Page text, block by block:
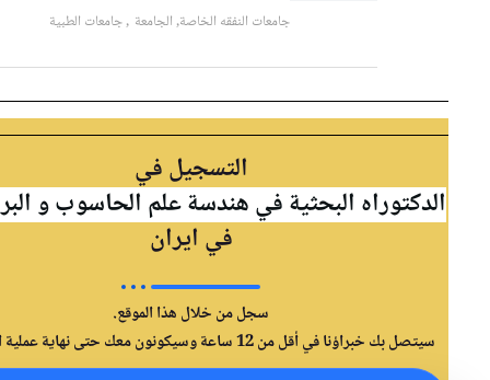
جامعات النفقه الخاصة,الجامعة , جامعات الطبية
التسجيل في
البحثية في هندسة علم الحاسوب و البرمجيات
سجل من خلال هذا الموقع.
أقل من 12 ساعة وسيكونون معك حتى نهاية عملية التسجيل.